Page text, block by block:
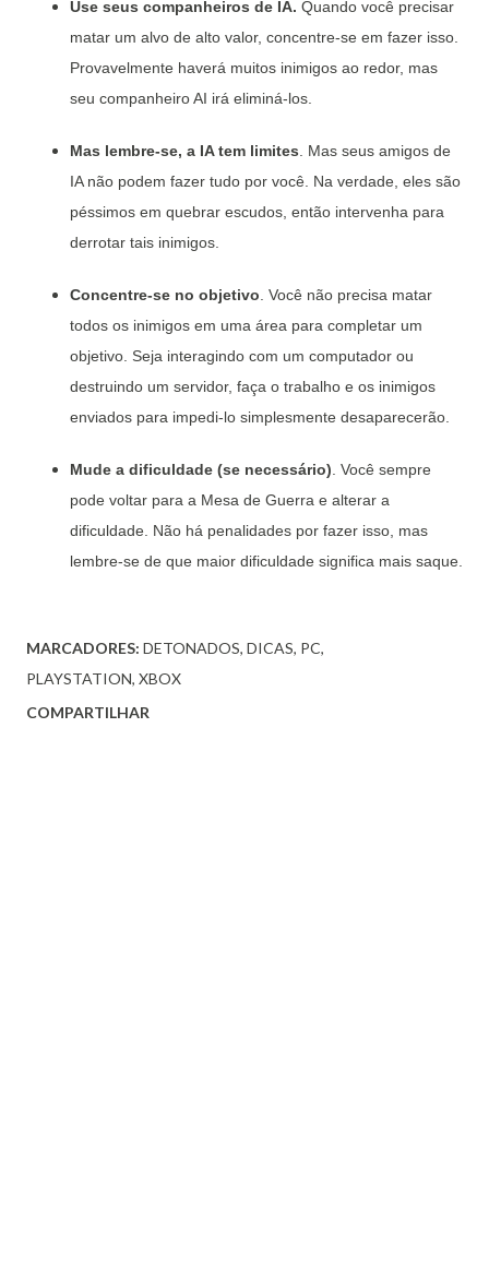
Use seus companheiros de IA. Quando você precisar
matar um alvo de alto valor, concentre-se em fazer isso.
Provavelmente haverá muitos inimigos ao redor, mas
seu companheiro AI irá eliminá-los.
Mas lembre-se, a IA tem limites . Mas seus amigos de
IA não podem fazer tudo por você. Na verdade, eles são
péssimos em quebrar escudos, então intervenha para
derrotar tais inimigos.
Concentre-se no objetivo . Você não precisa matar
todos os inimigos em uma área para completar um
objetivo. Seja interagindo com um computador ou
destruindo um servidor, faça o trabalho e os inimigos
enviados para impedi-lo simplesmente desaparecerão.
Mude a dificuldade (se necessário) . Você sempre
pode voltar para a Mesa de Guerra e alterar a
dificuldade. Não há penalidades por fazer isso, mas
lembre-se de que maior dificuldade significa mais saque.
MARCADORES: DETONADOS DICAS PC
PLAYSTATION XBOX
COMPARTILHAR